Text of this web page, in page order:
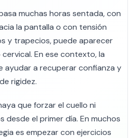
muchas horas sentada, con
la pantalla o con tensión
y trapecios, puede aparecer
En ese contexto, la
ayudar a recuperar confianza y
rigidez.
que forzar el cuello ni
desde el primer día. En muchos
es empezar con ejercicios